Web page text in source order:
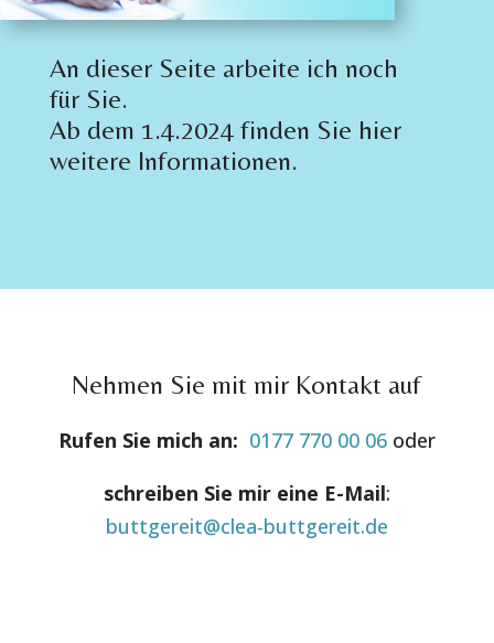
An dieser Seite arbeite ich noch
für Sie.
Ab dem 1.4.2024 finden Sie hier
weitere Informationen.
Nehmen Sie mit mir Kontakt auf
Rufen Sie mich an: 0177 770 00 06oder
schreiben Sie mir eine E-Mail:
buttgereit@clea-buttgereit.de